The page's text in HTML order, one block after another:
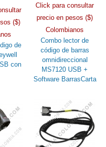
($)
de
con
Click para consultar
precio en pesos ($)
Colombianos
Combo lector de
código de barras
omnidireccional
MS7120 USB +
Software BarrasCarta